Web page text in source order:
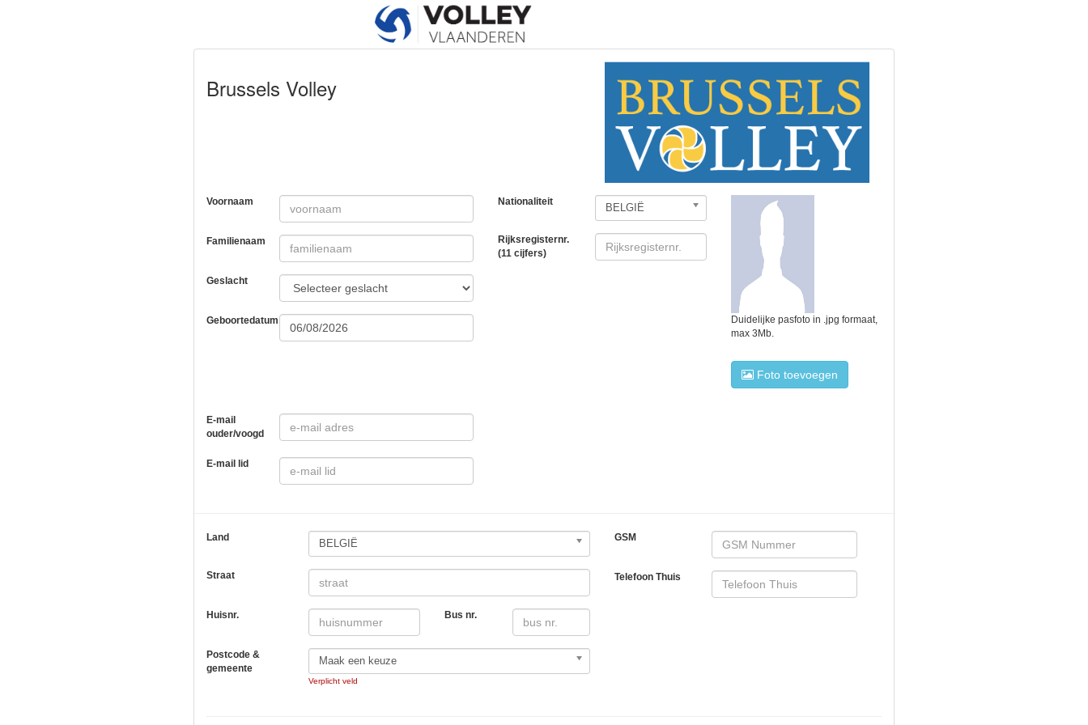
Brussels Volley
Voornaam
Familienaam
Geslacht
Geboortedatum
Nationaliteit BELGIË
Rijksregisternr.
(11 cijfers)
Duidelijke pasfoto in .jpg formaat,
max 3Mb.
Foto toevoegen
E-mail
ouder/voogd
E-mail lid
Land BELGIË
Straat
Huisnr. Bus nr.
Postcode &
gemeente
Maak een keuze
Verplicht veld
GSM
Telefoon Thuis